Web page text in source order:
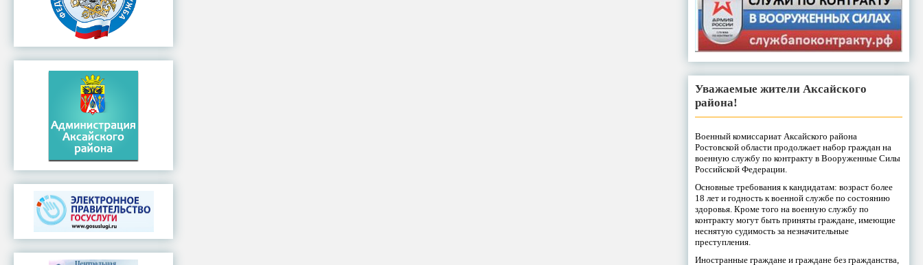
Уважаемые жители Аксайского
района!
Военный комиссариат Аксайского района
Ростовской области продолжает набор граждан на
военную службу по контракту в Вооруженные Силы
Российской Федерации.
Основные требования к кандидатам: возраст более
18 лет и годность к военной службе по состоянию
здоровья. Кроме того на военную службу по
контракту могут быть приняты граждане, имеющие
неснятую судимость за незначительные
преступления.
Иностранные граждане и граждане без гражданства,